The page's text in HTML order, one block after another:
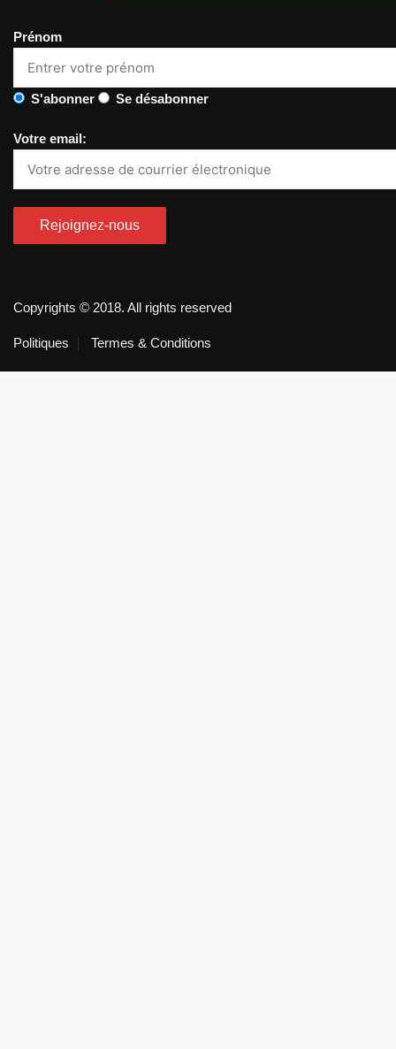
Prénom
S'abonner Se désabonner
Votre email:
Copyrights © 2018. All rights reserved
Politiques Termes & Conditions